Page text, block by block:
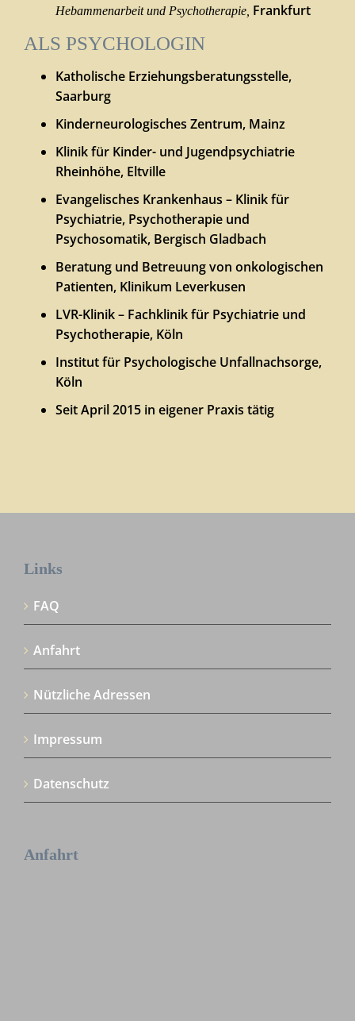
Hebammenarbeit und Psychotherapie, Frankfurt
ALS PSYCHOLOGIN
Katholische Erziehungsberatungsstelle,
Saarburg
Kinderneurologisches Zentrum, Mainz
Klinik für Kinder- und Jugendpsychiatrie
Rheinhöhe, Eltville
Evangelisches Krankenhaus – Klinik für
Psychiatrie, Psychotherapie und
Psychosomatik, Bergisch Gladbach
Beratung und Betreuung von onkologischen
Patienten, Klinikum Leverkusen
LVR-Klinik – Fachklinik für Psychiatrie und
Psychotherapie, Köln
Institut für Psychologische Unfallnachsorge,
Köln
Seit April 2015 in eigener Praxis tätig
Links
FAQ
Anfahrt
Nützliche Adressen
Impressum
Datenschutz
Anfahrt